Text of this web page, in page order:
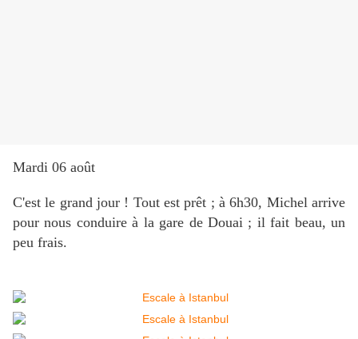
Mardi 06 août
C'est le grand jour ! Tout est prêt ; à 6h30, Michel arrive
pour nous conduire à la gare de Douai ; il fait beau, un
peu frais.